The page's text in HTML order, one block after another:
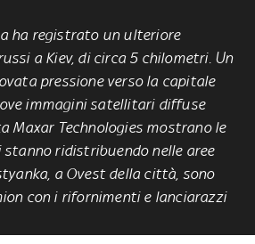
ha registrato un ulteriore
a Kiev, di circa 5 chilometri. Un
pressione verso la capitale
immagini satellitari diffuse
Maxar Technologies mostrano le
ridistribuendo nelle aree
a Ovest della città, sono
con i rifornimenti e lanciarazzi